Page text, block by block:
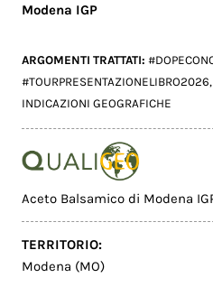
Modena IGP
ARGOMENTI TRATTATI:
#TOURPRESENTAZIONELIBRO2026
INDICAZIONI GEOGRAFICHE
Aceto Balsamico di Modena
TERRITORIO:
Modena (MO)